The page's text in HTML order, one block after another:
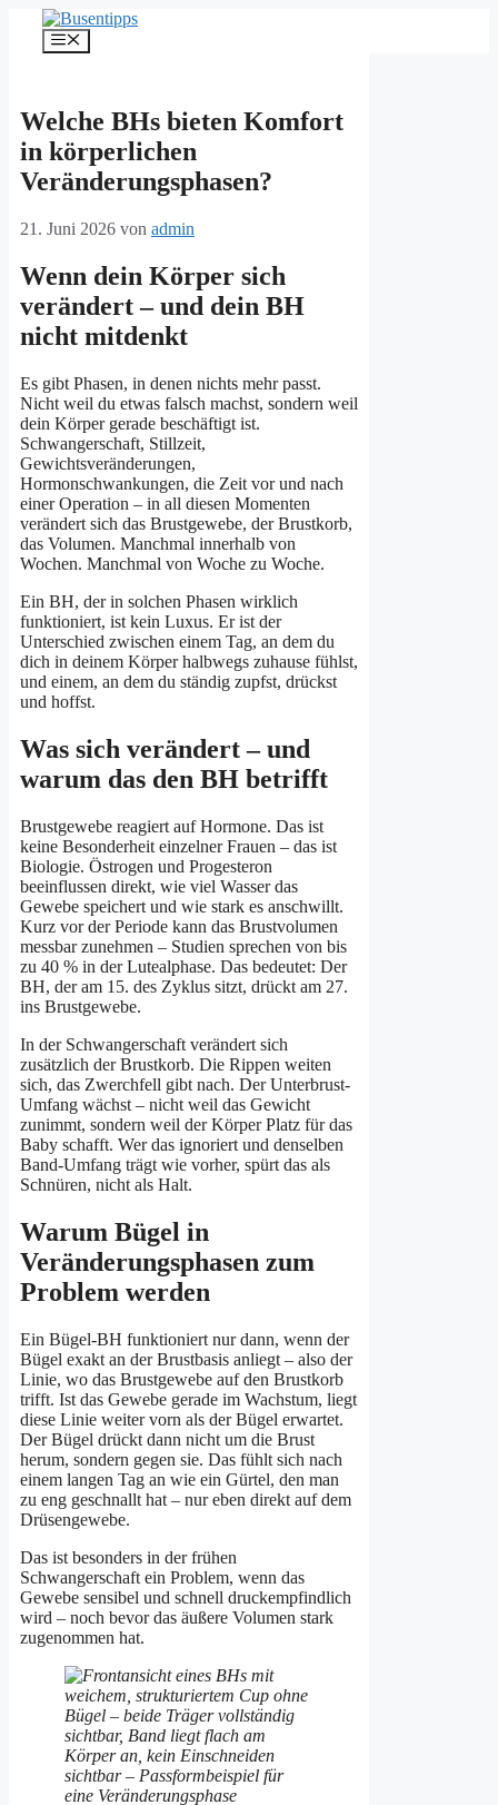
Inhalt
springen
Menü
Welche BHs bieten Komfort
in körperlichen
Veränderungsphasen?
21. Juni 2026 von admin
Wenn dein Körper sich
verändert – und dein BH
nicht mitdenkt
Es gibt Phasen, in denen nichts mehr passt.
Nicht weil du etwas falsch machst, sondern weil
dein Körper gerade beschäftigt ist.
Schwangerschaft, Stillzeit,
Gewichtsveränderungen,
Hormonschwankungen, die Zeit vor und nach
einer Operation – in all diesen Momenten
verändert sich das Brustgewebe, der Brustkorb,
das Volumen. Manchmal innerhalb von
Wochen. Manchmal von Woche zu Woche.
Ein BH, der in solchen Phasen wirklich
funktioniert, ist kein Luxus. Er ist der
Unterschied zwischen einem Tag, an dem du
dich in deinem Körper halbwegs zuhause fühlst,
und einem, an dem du ständig zupfst, drückst
und hoffst.
Was sich verändert – und
warum das den BH betrifft
Brustgewebe reagiert auf Hormone. Das ist
keine Besonderheit einzelner Frauen – das ist
Biologie. Östrogen und Progesteron
beeinflussen direkt, wie viel Wasser das
Gewebe speichert und wie stark es anschwillt.
Kurz vor der Periode kann das Brustvolumen
messbar zunehmen – Studien sprechen von bis
zu 40 % in der Lutealphase. Das bedeutet: Der
BH, der am 15. des Zyklus sitzt, drückt am 27.
ins Brustgewebe.
In der Schwangerschaft verändert sich
zusätzlich der Brustkorb. Die Rippen weiten
sich, das Zwerchfell gibt nach. Der Unterbrust-
Umfang wächst – nicht weil das Gewicht
zunimmt, sondern weil der Körper Platz für das
Baby schafft. Wer das ignoriert und denselben
Band-Umfang trägt wie vorher, spürt das als
Schnüren, nicht als Halt.
Warum Bügel in
Veränderungsphasen zum
Problem werden
Ein Bügel-BH funktioniert nur dann, wenn der
Bügel exakt an der Brustbasis anliegt – also der
Linie, wo das Brustgewebe auf den Brustkorb
trifft. Ist das Gewebe gerade im Wachstum, liegt
diese Linie weiter vorn als der Bügel erwartet.
Der Bügel drückt dann nicht um die Brust
herum, sondern gegen sie. Das fühlt sich nach
einem langen Tag an wie ein Gürtel, den man
zu eng geschnallt hat – nur eben direkt auf dem
Drüsengewebe.
Das ist besonders in der frühen
Schwangerschaft ein Problem, wenn das
Gewebe sensibel und schnell druckempfindlich
wird – noch bevor das äußere Volumen stark
zugenommen hat.